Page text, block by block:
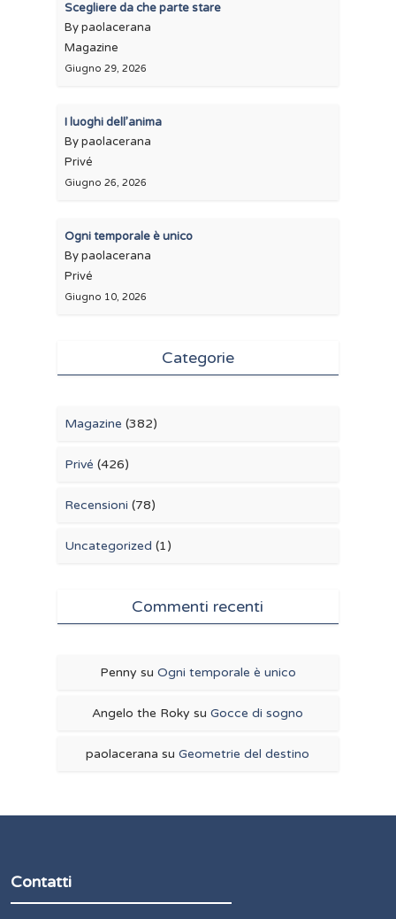
Scegliere da che parte stare
By paolacerana
Magazine
Giugno 29, 2026
I luoghi dell’anima
By paolacerana
Privé
Giugno 26, 2026
Ogni temporale è unico
By paolacerana
Privé
Giugno 10, 2026
Categorie
Magazine (382)
Privé (426)
Recensioni (78)
Uncategorized (1)
Commenti recenti
Penny su Ogni temporale è unico
Angelo the Roky suGocce di sogno
paolacerana suGeometrie del destino
Contatti